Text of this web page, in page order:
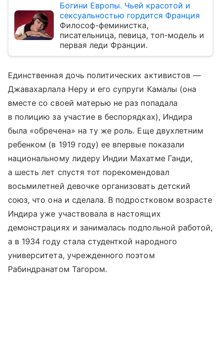
Богини Европы. Чьей красотой и
сексуальностью гордится Франция
Философ-феминистка,
писательница, певица, топ-модель и
первая леди Франции.
Единственная дочь политических активистов —
Джавахарлала Неру и его супруги Камалы (она
вместе со своей матерью не раз попадала
в полицию за участие в беспорядках), Индира
была «обречена» на ту же роль. Еще двухлетним
ребенком (в 1919 году) ее впервые показали
национальному лидеру Индии Махатме Ганди,
а шесть лет спустя тот порекомендовал
восьмилетней девочке организовать детский
союз, что она и сделала. В подростковом возрасте
Индира уже участвовала в настоящих
демонстрациях и занималась подпольной работой,
а в 1934 году стала студенткой народного
университета, учрежденного поэтом
Рабиндранатом Тагором.